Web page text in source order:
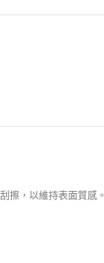
擦，以維持表面質感。